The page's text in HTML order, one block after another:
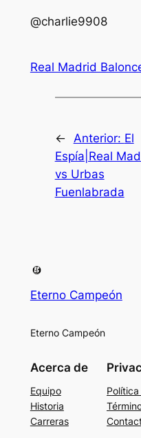
@charlie9908
Real Madrid
← Anterior: El
Espía|Real
vs Urbas
Fuenlabrada
Eterno Campeón
Eterno Campeón
Acerca de
Equipo
Historia
Carreras